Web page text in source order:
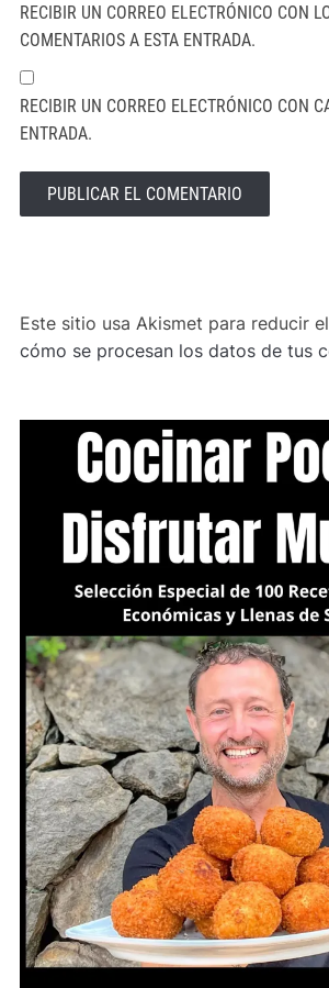
RECIBIR UN CORREO ELECTRÓNICO CON
COMENTARIOS A ESTA ENTRADA.
RECIBIR UN CORREO ELECTRÓNICO CON
ENTRADA.
Este sitio usa Akismet para reducir
cómo se procesan los datos de tus